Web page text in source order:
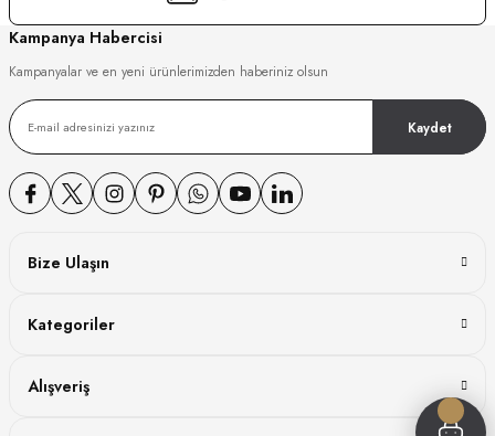
Kampanya Habercisi
Kampanyalar ve en yeni ürünlerimizden haberiniz olsun
Kaydet
Bize Ulaşın
Kategoriler
Alışveriş
WATCH
WATCH